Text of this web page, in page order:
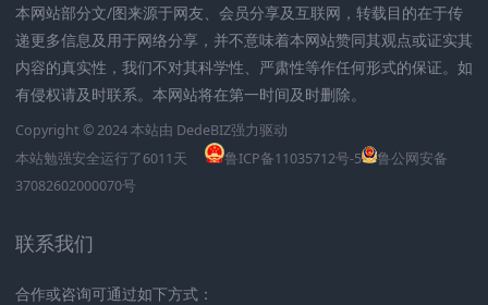
本网站部分文/图来源于网友、会员分享及互联网，转载目的在于传
递更多信息及用于网络分享，并不意味着本网站赞同其观点或证实其
内容的真实性，我们不对其科学性、严肃性等作任何形式的保证。如
有侵权请及时联系。本网站将在第一时间及时删除。
Copyright © 2024 本站由 DedeBIZ强力驱动
本站勉强安全运行了6011天 鲁ICP备11035712号-5
鲁公网安备
37082602000070号
联系我们
合作或咨询可通过如下方式：